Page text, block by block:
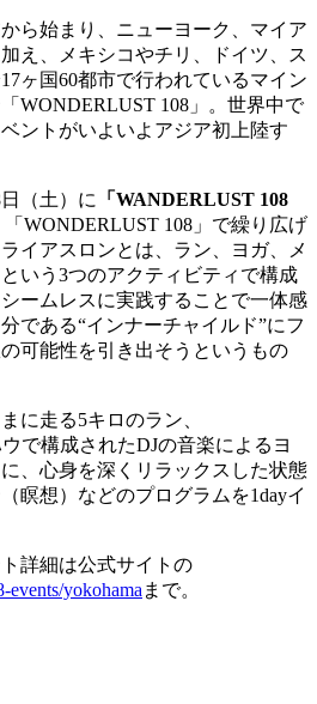
ら始まり、ニューヨーク、マイア
え、メキシコやチリ、ドイツ、ス
ヶ国60都市で行われているマイン
WONDERLUST 108」。世界中で
ントがいよいよアジア初上陸す
（土）に
「WANDERLUST 108
「WONDERLUST 108」で繰り広げ
イアスロンとは、ラン、ヨガ、メ
いう3つのアクティビティで構成
ームレスに実践することで一体感
である“インナーチャイルド”にフ
可能性を引き出そうというもの
に走る5キロのラン、
で構成されたDJの音楽によるヨ
、心身を深くリラックスした状態
瞑想）などのプログラムを1dayイ
詳細は公式サイトの
events/yokohama まで。